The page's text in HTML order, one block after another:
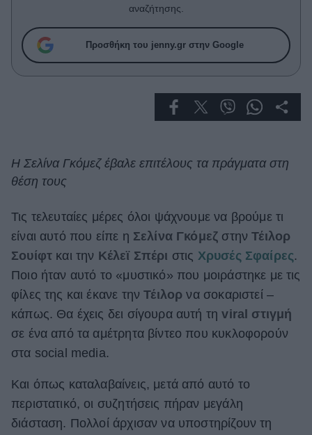
True Stories
Ask the Guru
Success Stories
Deco
Green
Αφιερώματα
ΒΟΞ
Χωρίς Ταμπέλες
Women's Forum
αναζήτησης.
Προσθήκη του jenny.gr στην Google
Η Σελίνα Γκόμεζ έβαλε επιτέλους τα πράγματα στη
θέση τους
Τις τελευταίες μέρες όλοι ψάχνουμε να βρούμε τι
είναι αυτό που είπε η Σελίνα Γκόμεζ στην Τέιλορ
Σουίφτ και την Κέλεϊ Σπέρι στις Χρυσές Σφαίρες.
Ποιο ήταν αυτό το «μυστικό» που μοιράστηκε με τις
φίλες της και έκανε τηνΤέιλορ να σοκαριστεί –
κάπως. Θα έχεις δει σίγουρα αυτή τηviral στιγμή
σε ένα από τα αμέτρητα βίντεο που κυκλοφορούν
στα social media.
Και όπως καταλαβαίνεις, μετά από αυτό το
περιστατικό, οι συζητήσεις πήραν μεγάλη
διάσταση. Πολλοί άρχισαν να υποστηρίζουν τη